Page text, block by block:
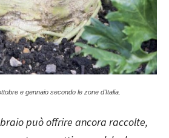
e gennaio secondo le zone d'Italia.
può offrire ancora raccolte,